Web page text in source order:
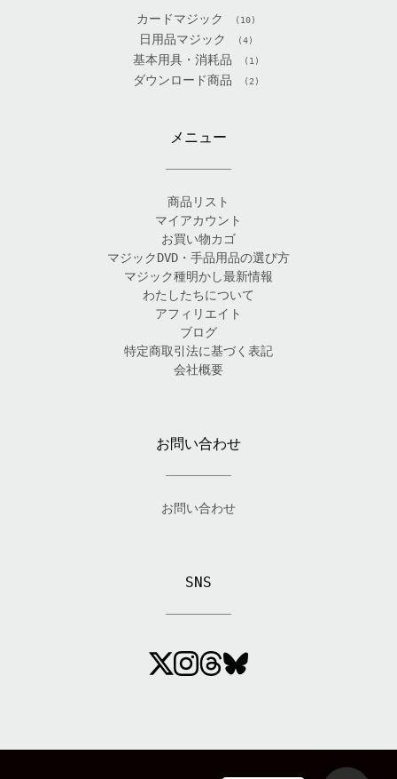
カードマジック (10)
日用品マジック (4)
基本用具・消耗品 (1)
ダウンロード商品 (2)
メニュー
商品リスト
マイアカウント
お買い物カゴ
マジックDVD・手品用品の選び方
マジック種明かし最新情報
わたしたちについて
アフィリエイト
ブログ
特定商取引法に基づく表記
会社概要
お問い合わせ
お問い合わせ
SNS